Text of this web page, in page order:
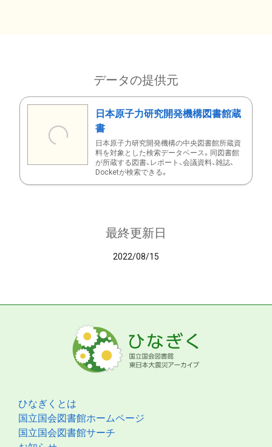
データの提供元
日本原子力研究開発機構図書館蔵
書
日本原子力研究開発機構の中央図書館所蔵資
料を対象とした検索データベース。同図書館
が所蔵する図書、レポート、会議資料、雑誌、
Docketが検索できる。
最終更新日
2022/08/15
ひなぎくとは
国立国会図書館ホームページ
国立国会図書館サーチ